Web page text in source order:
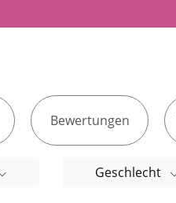
Bewertungen
Geschlecht